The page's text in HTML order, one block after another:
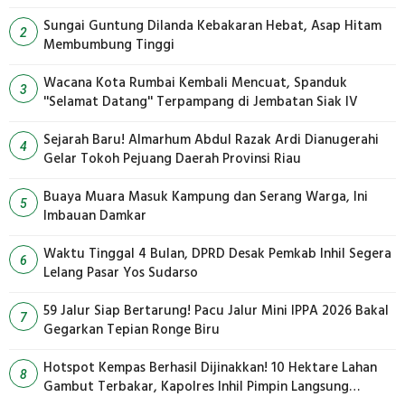
2
Sungai Guntung Dilanda Kebakaran Hebat, Asap Hitam
Membumbung Tinggi
3
Wacana Kota Rumbai Kembali Mencuat, Spanduk
''Selamat Datang'' Terpampang di Jembatan Siak IV
4
Sejarah Baru! Almarhum Abdul Razak Ardi Dianugerahi
Gelar Tokoh Pejuang Daerah Provinsi Riau
5
Buaya Muara Masuk Kampung dan Serang Warga, Ini
Imbauan Damkar
6
Waktu Tinggal 4 Bulan, DPRD Desak Pemkab Inhil Segera
Lelang Pasar Yos Sudarso
7
59 Jalur Siap Bertarung! Pacu Jalur Mini IPPA 2026 Bakal
Gegarkan Tepian Ronge Biru
8
Hotspot Kempas Berhasil Dijinakkan! 10 Hektare Lahan
Gambut Terbakar, Kapolres Inhil Pimpin Langsung